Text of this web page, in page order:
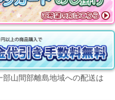
山間部離島地域への配送は